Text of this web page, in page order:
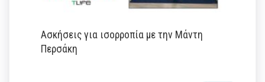
Ασκήσεις για ισορροπία με την Μάντη
Περσάκη